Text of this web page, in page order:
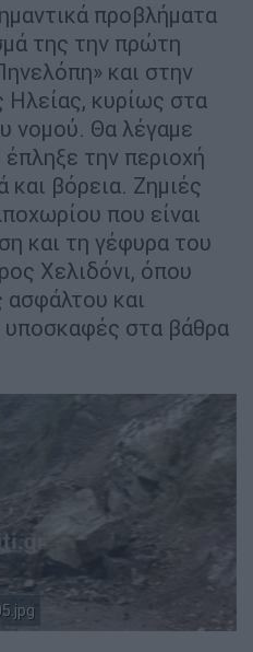
προβλήματα
της την πρώτη
και στην
Ηλείας, κυρίως στα
νομού. Θα λέγαμε
την περιοχή
βόρεια. Ζημιές
που είναι
και τη γέφυρα του
Χελιδόνι, όπου
και
υποσκαφές στα βάθρα